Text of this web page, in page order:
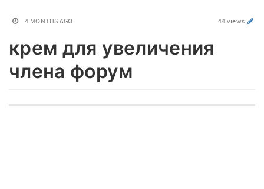
4 MONTHS AGO 44 views
крем для увеличения
члена форум